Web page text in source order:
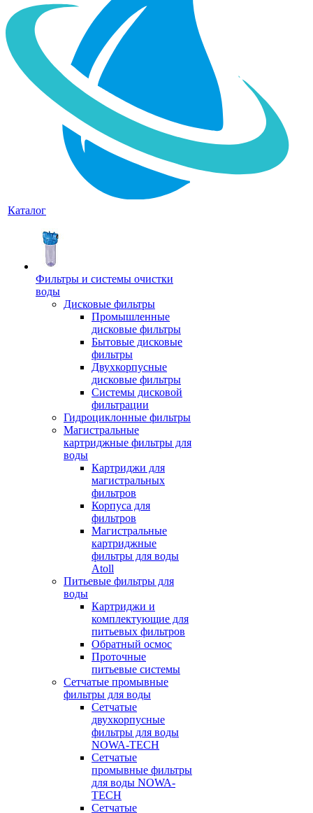
Каталог
Фильтры и системы очистки
воды
Дисковые фильтры
Промышленные
дисковые фильтры
Бытовые дисковые
фильтры
Двухкорпусные
дисковые фильтры
Системы дисковой
фильтрации
Гидроциклонные фильтры
Магистральные
картриджные фильтры для
воды
Картриджи для
магистральных
фильтров
Корпуса для
фильтров
Магистральные
картриджные
фильтры для воды
Atoll
Питьевые фильтры для
воды
Картриджи и
комплектующие для
питьевых фильтров
Обратный осмос
Проточные
питьевые системы
Сетчатые промывные
фильтры для воды
Сетчатые
двухкорпусные
фильтры для воды
NOWA-TECH
Сетчатые
промывные фильтры
для воды NOWA-
TECH
Сетчатые